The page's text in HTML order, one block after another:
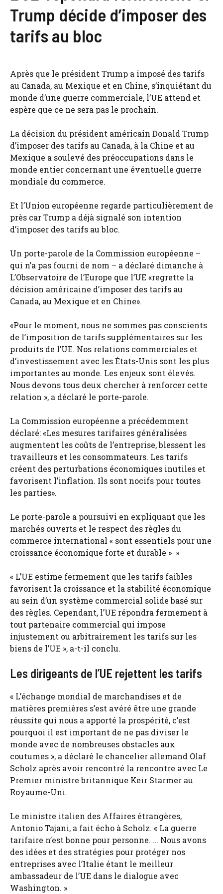
Trump décide d’imposer des
tarifs au bloc
Après que le président Trump a imposé des tarifs
au Canada, au Mexique et en Chine, s’inquiétant du
monde d’une guerre commerciale, l’UE attend et
espère que ce ne sera pas le prochain.
La décision du président américain Donald Trump
d’imposer des tarifs au Canada, à la Chine et au
Mexique a soulevé des préoccupations dans le
monde entier concernant une éventuelle guerre
mondiale du commerce.
Et l’Union européenne regarde particulièrement de
près car Trump a déjà signalé son intention
d’imposer des tarifs au bloc.
Un porte-parole de la Commission européenne –
qui n’a pas fourni de nom – a déclaré dimanche à
L’Observatoire de l’Europe que l’UE «regrette la
décision américaine d’imposer des tarifs au
Canada, au Mexique et en Chine».
«Pour le moment, nous ne sommes pas conscients
de l’imposition de tarifs supplémentaires sur les
produits de l’UE. Nos relations commerciales et
d’investissement avec les États-Unis sont les plus
importantes au monde. Les enjeux sont élevés.
Nous devons tous deux chercher à renforcer cette
relation », a déclaré le porte-parole.
La Commission européenne a précédemment
déclaré: «Les mesures tarifaires généralisées
augmentent les coûts de l’entreprise, blessent les
travailleurs et les consommateurs. Les tarifs
créent des perturbations économiques inutiles et
favorisent l’inflation. Ils sont nocifs pour toutes
les parties».
Le porte-parole a poursuivi en expliquant que les
marchés ouverts et le respect des règles du
commerce international « sont essentiels pour une
croissance économique forte et durable » »
« L’UE estime fermement que les tarifs faibles
favorisent la croissance et la stabilité économique
au sein d’un système commercial solide basé sur
des règles. Cependant, l’UE répondra fermement à
tout partenaire commercial qui impose
injustement ou arbitrairement les tarifs sur les
biens de l’UE », a-t-il conclu.
Les dirigeants de l’UE rejettent les tarifs
« L’échange mondial de marchandises et de
matières premières s’est avéré être une grande
réussite qui nous a apporté la prospérité, c’est
pourquoi il est important de ne pas diviser le
monde avec de nombreuses obstacles aux
coutumes », a déclaré le chancelier allemand Olaf
Scholz après avoir rencontré la rencontre avec Le
Premier ministre britannique Keir Starmer au
Royaume-Uni.
Le ministre italien des Affaires étrangères,
Antonio Tajani, a fait écho à Scholz. « La guerre
tarifaire n’est bonne pour personne. … Nous avons
des idées et des stratégies pour protéger nos
entreprises avec l’Italie étant le meilleur
ambassadeur de l’UE dans le dialogue avec
Washington. »